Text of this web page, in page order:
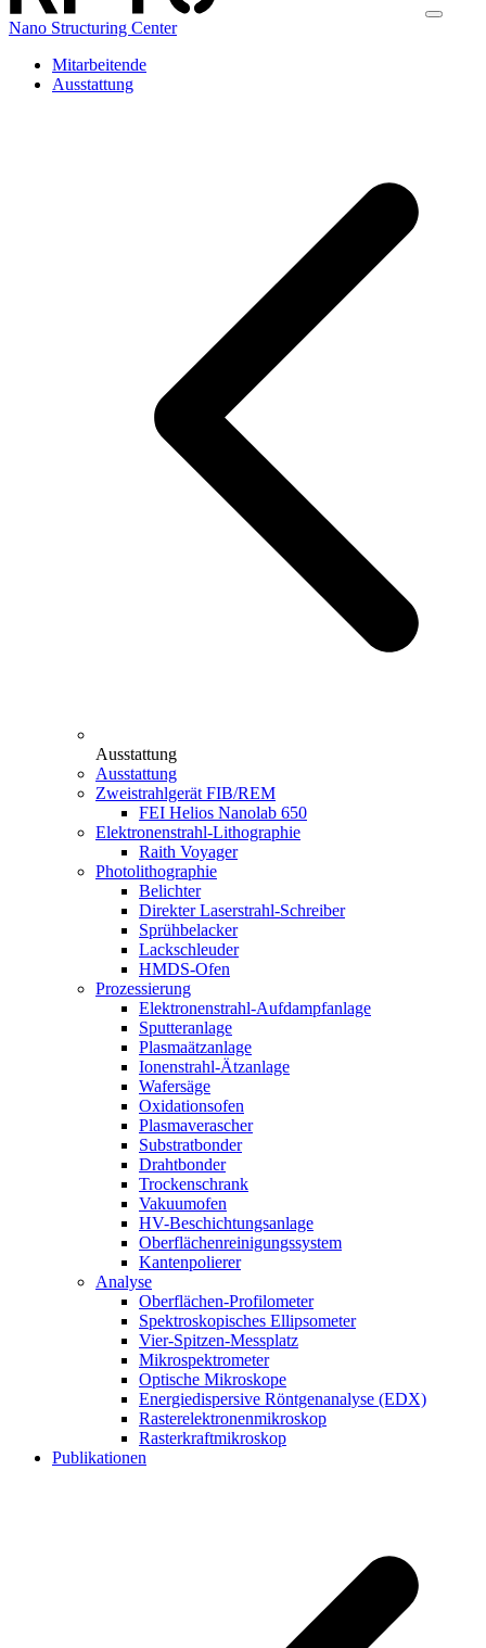
Nano Structuring Center
Mitarbeitende
Ausstattung
Ausstattung
Ausstattung
Zweistrahlgerät FIB/REM
FEI Helios Nanolab 650
Elektronenstrahl-Lithographie
Raith Voyager
Photolithographie
Belichter
Direkter Laserstrahl-Schreiber
Sprühbelacker
Lackschleuder
HMDS-Ofen
Prozessierung
Elektronenstrahl-Aufdampfanlage
Sputteranlage
Plasmaätzanlage
Ionenstrahl-Ätzanlage
Wafersäge
Oxidationsofen
Plasmaverascher
Substratbonder
Drahtbonder
Trockenschrank
Vakuumofen
HV-Beschichtungsanlage
Oberflächenreinigungssystem
Kantenpolierer
Analyse
Oberflächen-Profilometer
Spektroskopisches Ellipsometer
Vier-Spitzen-Messplatz
Mikrospektrometer
Optische Mikroskope
Energiedispersive Röntgenanalyse (EDX)
Rasterelektronenmikroskop
Rasterkraftmikroskop
Publikationen